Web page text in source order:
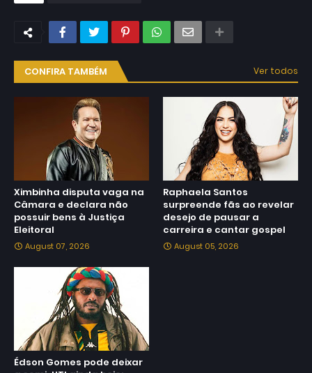
CONFIRA TAMBÉM Ver todos
Ximbinha disputa vaga na
Câmara e declara não
possuir bens à Justiça
Eleitoral
August 07, 2026
Raphaela Santos
surpreende fãs ao revelar
desejo de pausar a
carreira e cantar gospel
August 05, 2026
Édson Gomes pode deixar